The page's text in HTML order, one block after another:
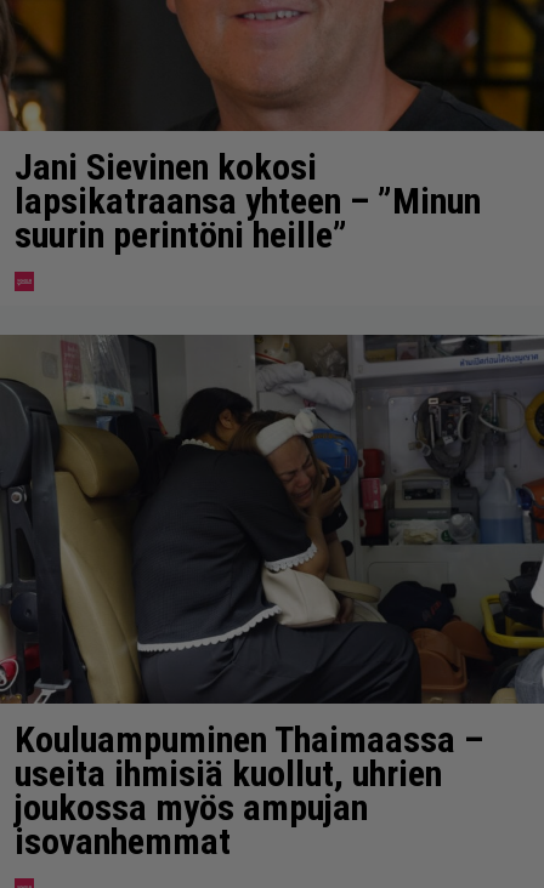
Jani Sievinen kokosi
lapsikatraansa yhteen – ”Minun
suurin perintöni heille”
Kouluampuminen Thaimaassa –
useita ihmisiä kuollut, uhrien
joukossa myös ampujan
isovanhemmat